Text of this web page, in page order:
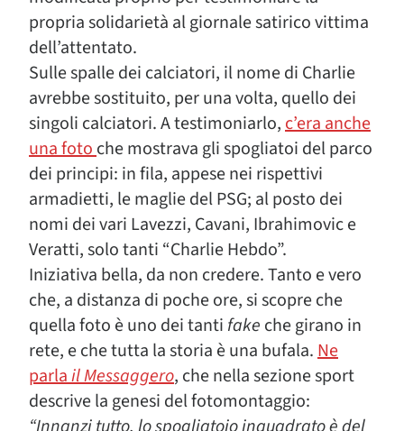
propria solidarietà al giornale satirico vittima
dell’attentato.
Sulle spalle dei calciatori, il nome di Charlie
avrebbe sostituito, per una volta, quello dei
singoli calciatori. A testimoniarlo,c’era anche
una fotoche mostrava gli spogliatoi del parco
dei principi: in fila, appese nei rispettivi
armadietti, le maglie del PSG; al posto dei
nomi dei vari Lavezzi, Cavani, Ibrahimovic e
Veratti, solo tanti “Charlie Hebdo”.
Iniziativa bella, da non credere. Tanto e vero
che, a distanza di poche ore, si scopre che
quella foto è uno dei tanti fake che girano in
rete, e che tutta la storia è una bufala.Ne
parlail Messaggero, che nella sezione sport
descrive la genesi del fotomontaggio: